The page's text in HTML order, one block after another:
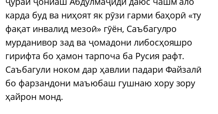
карда буд ва ниҳоят як рӯзи гарми баҳорӣ «ту
фақат инвалид мезоӣ» гӯён, Саъбагулро
мурданивор зад ва ҷомадони либосҳояшро
гирифта бо ҳамон тарпоча ба Русия рафт.
Саъбагули ноком дар ҳавлии падари Файзалӣ
бо фарзандони маъюбаш гушнаю хору зору
ҳайрон монд.